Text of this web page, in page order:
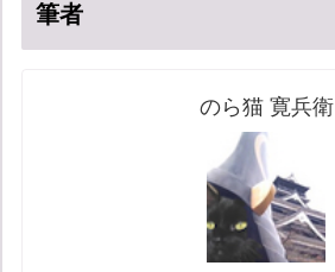
筆者
のら猫 寛兵衛